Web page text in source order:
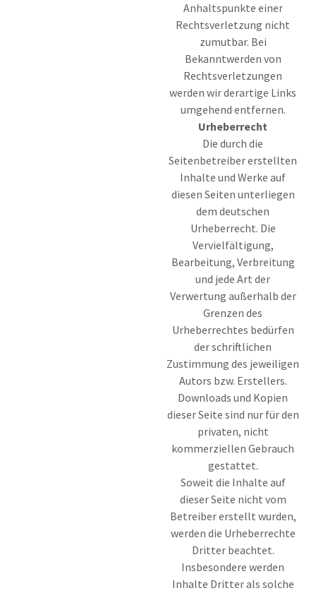
Anhaltspunkte einer
Rechtsverletzung nicht
zumutbar. Bei
Bekanntwerden von
Rechtsverletzungen
werden wir derartige Links
umgehend entfernen.
Urheberrecht
Die durch die
Seitenbetreiber erstellten
Inhalte und Werke auf
diesen Seiten unterliegen
dem deutschen
Urheberrecht. Die
Vervielfältigung,
Bearbeitung, Verbreitung
und jede Art der
Verwertung außerhalb der
Grenzen des
Urheberrechtes bedürfen
der schriftlichen
Zustimmung des jeweiligen
Autors bzw. Erstellers.
Downloads und Kopien
dieser Seite sind nur für den
privaten, nicht
kommerziellen Gebrauch
gestattet.
Soweit die Inhalte auf
dieser Seite nicht vom
Betreiber erstellt wurden,
werden die Urheberrechte
Dritter beachtet.
Insbesondere werden
Inhalte Dritter als solche